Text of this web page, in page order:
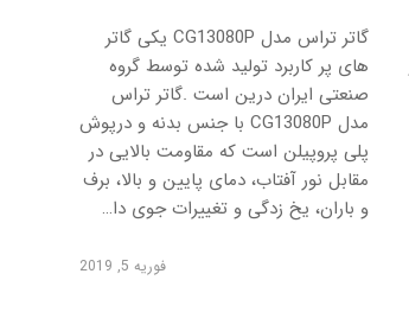
گاتر تراس مدل CG13080P یکی گاتر
های پر کاربرد تولید شده توسط گروه
صنعتی ایران درین است .گاتر تراس
مدل CG13080P با جنس بدنه و درپوش
پلی پروپیلن است که مقاومت بالایی در
مقابل نور آفتاب، دمای پایین و بالا، برف
و باران، یخ زدگی و تغییرات جوی دا…
فوریه 5, 2019